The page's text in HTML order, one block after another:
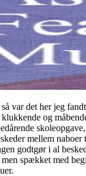
så var det her jeg
og
mellem naboer
godtgør i al
spækket med